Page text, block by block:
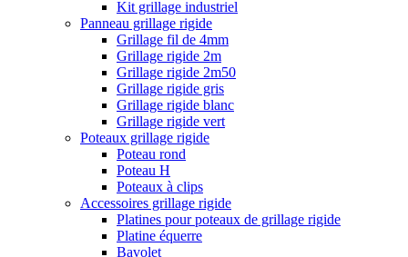
Kit grillage industriel
Panneau grillage rigide
Grillage fil de 4mm
Grillage rigide 2m
Grillage rigide 2m50
Grillage rigide gris
Grillage rigide blanc
Grillage rigide vert
Poteaux grillage rigide
Poteau rond
Poteau H
Poteaux à clips
Accessoires grillage rigide
Platines pour poteaux de grillage rigide
Platine équerre
Bavolet